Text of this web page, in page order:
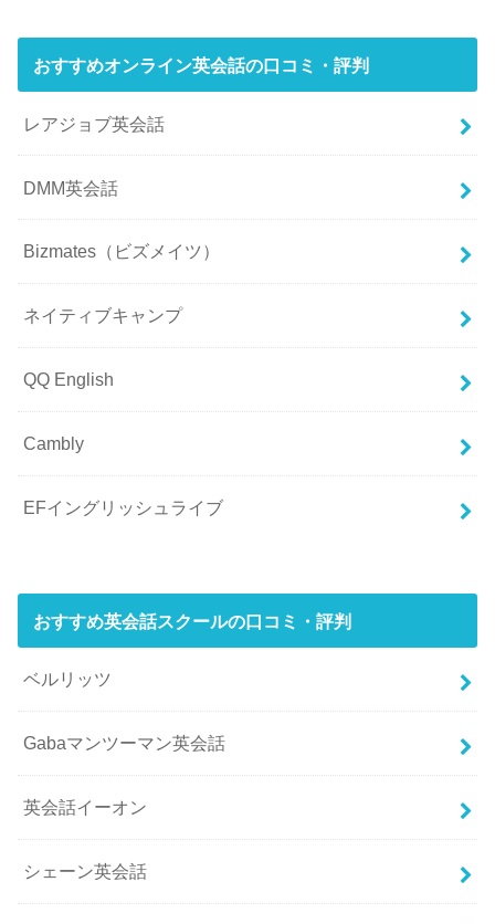
おすすめオンライン英会話の口コミ・評判
レアジョブ英会話
DMM英会話
Bizmates（ビズメイツ）
ネイティブキャンプ
QQ English
Cambly
EFイングリッシュライブ
おすすめ英会話スクールの口コミ・評判
ベルリッツ
Gabaマンツーマン英会話
英会話イーオン
シェーン英会話